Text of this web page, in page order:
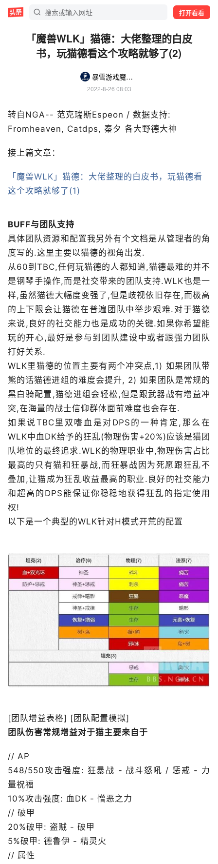
打开看看
「魔兽WLK」猫德：大佬整理的白皮
书，玩猫德看这个攻略就够了(2)
暴雪游戏魔兽国度
2022-8-26 08:03
转自NGA-- 范克瑞斯Espeon / 数据支持:
Fromheaven, Catdps, 秦夕 各大野德大神
接上篇文章：
「魔兽WLK」猫德：大佬整理的白皮书，玩猫德看
这个攻略就够了(1)
BUFF与团队支持
具体团队资源和配置我另外有个文档是从管理者的角
度写的.这里主要以猫德的视角出发.
从60到TBC,任何玩猫德的人都知道,猫德最难的并不
是钢琴手操作,而是社交带来的团队支持.WLK也是一
样,虽然猫德大幅度变强了,但是歧视依旧存在,而极高
的上下限会让猫德在普遍团队中举步艰难.对于猫德
来说,良好的社交能力也是成功的关键.如果你希望能
玩的开心,最好是参与到团队建设中或者跟强力团队
打好关系.
WLK里猫德的位置主要有两个冲突点,1) 如果团队带
熊的话猫德进组的难度会提升, 2) 如果团队是常规的
黑白骑配置,猫德进组会轻松,但是跟武器战有增益冲
突,在海量的战士信仰群体面前难度也会存在.
如果说TBC里双嗜血是对DPS的一种肯定,那么在
WLK中血DK给予的狂乱(物理伤害+20%)应该是猫团
队地位的最终追求.WLK的物理职业中,物理伤害占比
最高的只有猫和狂暴战,而狂暴战因为死愿跟狂乱不
叠加,让猫成为狂乱收益最高的职业.良好的社交能力
和超高的DPS能保证你稳稳地获得狂乱的指定使用
权!
以下是一个典型的WLK针对H模式开荒的配置
[团队增益表格] [团队配置模拟]
团队伤害常规增益对于猫主要来自于
// AP
548/550攻击强度: 狂暴战 - 战斗怒吼 / 惩戒 - 力
量祝福
10%攻击强度: 血DK - 憎恶之力
// 破甲
20%破甲: 盗贼 - 破甲
5%破甲: 德鲁伊 - 精灵火
// 属性